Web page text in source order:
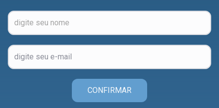
CONFIRMAR